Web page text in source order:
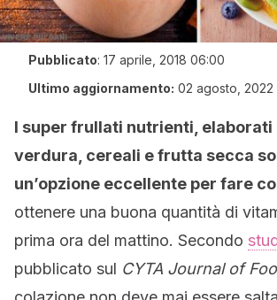
Pubblicato: 17 aprile, 2018 06:00
Ultimo aggiornamento: 02 agosto, 2022
I super frullati nutrienti, elaborati
verdura, cereali e frutta secca
un’opzione eccellente per fare
ottenere una buona quantità di
prima ora del mattino. Secondo
pubblicato sul CYTA Journal of